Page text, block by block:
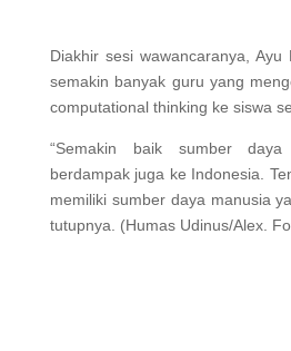
Diakhir sesi wawancaranya, Ayu
semakin banyak guru yang
computational thinking ke siswa
“Semakin baik sumber
berdampak juga ke Indonesia.
memiliki sumber daya manusia
tutupnya. (Humas Udinus/Alex.